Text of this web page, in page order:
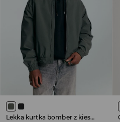
Lekka kurtka bomber z kieszeniami oliwkowa